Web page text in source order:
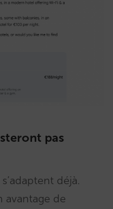
pas
déjà.
avantage de